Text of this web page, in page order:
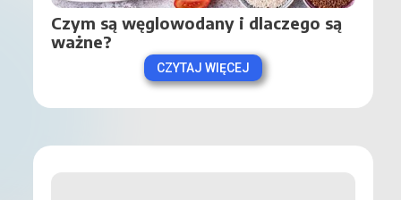
Czym są węglowodany i dlaczego są
ważne?
CZYTAJ WIĘCEJ